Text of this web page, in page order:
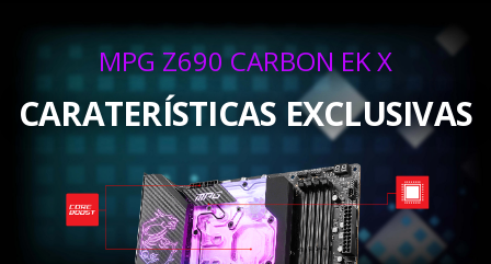
MPG Z690 CARBON EK X
CARATERÍSTICAS EXCLUSIVAS